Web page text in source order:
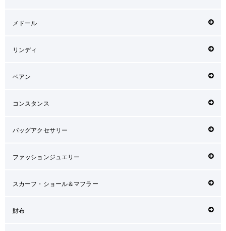
メドール
リンディ
ベアン
コンスタンス
バッグアクセサリー
ファッションジュエリー
スカーフ・ショール＆マフラー
財布